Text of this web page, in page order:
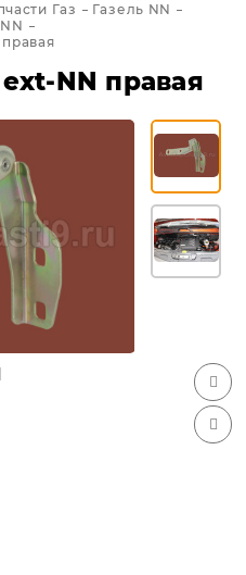
Газ
Газель NN
NN правая